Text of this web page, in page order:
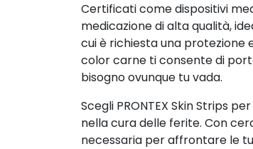
Certificati come dispositivi
medicazione di alta qualità,
cui è richiesta una protezione
color carne ti consente di
bisogno ovunque tu vada.
Scegli PRONTEX Skin Strips
nella cura delle ferite. Con
necessaria per affrontare le